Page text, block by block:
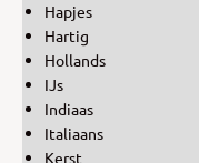
Hapjes
Hartig
Hollands
IJs
Indiaas
Italiaans
Kerst